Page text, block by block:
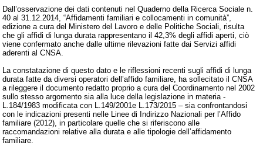
Dall’osservazione dei dati contenuti nel Quaderno della Ricerca Sociale n.
40 al 31.12.2014, “Affidamenti familiari e collocamenti in comunità”,
edizione a cura del Ministero del Lavoro e delle Politiche Sociali, risulta
che gli affidi di lunga durata rappresentano il 42,3% degli affidi aperti, ciò
viene confermato anche dalle ultime rilevazioni fatte dai Servizi affidi
aderenti al CNSA.
La constatazione di questo dato e le riflessioni recenti sugli affidi di lunga
durata fatte da diversi operatori dell’affido familiare, ha sollecitato il CNSA
a rileggere il documento redatto proprio a cura del Coordinamento nel 2002
sullo stesso argomento sia alla luce della legislazione in materia -
L.184/1983 modificata con L.149/2001e L.173/2015 – sia confrontandosi
con le indicazioni presenti nelle Linee di Indirizzo Nazionali per l’Affido
familiare (2012), in particolare quelle che si riferiscono alle
raccomandazioni relative alla durata e alle tipologie dell’affidamento
familiare.